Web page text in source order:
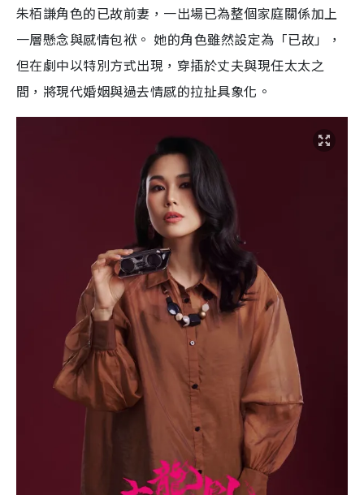
朱栢謙角色的已故前妻，一出場已為整個家庭關係加上
一層懸念與感情包袱。 她的角色雖然設定為「已故」，
但在劇中以特別方式出現，穿插於丈夫與現任太太之
間，將現代婚姻與過去情感的拉扯具象化。